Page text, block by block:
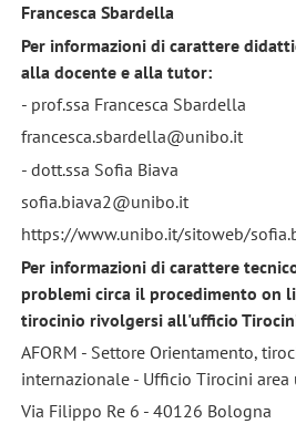
Francesca Sbardella
Per informazioni di carattere
alla docente e alla tutor:
- prof.ssa Francesca Sbardella
francesca.sbardella@unibo.it
- dott.ssa Sofia Biava
sofia.biava2@unibo.it
https://www.unibo.it/sitoweb/
Per informazioni di carattere
problemi circa il procedimento on
tirocinio rivolgersi all'ufficio
AFORM - Settore Orientamento,
internazionale - Ufficio Tirocini area
Via Filippo Re 6 - 40126 Bologna